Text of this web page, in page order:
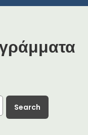
Search